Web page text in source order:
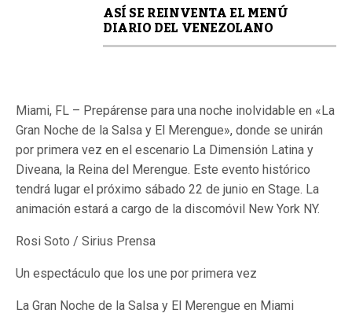
ASÍ SE REINVENTA EL MENÚ
DIARIO DEL VENEZOLANO
Miami, FL – Prepárense para una noche inolvidable en «La
Gran Noche de la Salsa y El Merengue», donde se unirán
por primera vez en el escenario La Dimensión Latina y
Diveana, la Reina del Merengue. Este evento histórico
tendrá lugar el próximo sábado 22 de junio en Stage. La
animación estará a cargo de la discomóvil New York NY.
Rosi Soto / Sirius Prensa
Un espectáculo que los une por primera vez
La Gran Noche de la Salsa y El Merengue en Miami